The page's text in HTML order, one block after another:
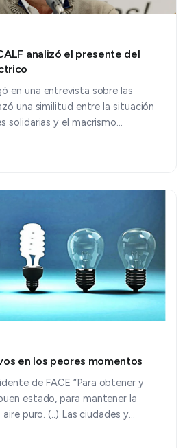
analizó el presente del
en una entrevista sobre las
una similitud entre la situación
solidarias y el macrismo…
en los peores momentos
de FACE “Para obtener y
estado, para mantener la
puro. (..) Las ciudades y…